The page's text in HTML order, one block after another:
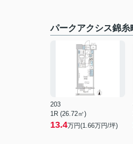
パークアクシス錦
203
1R (26.72㎡)
13.4万円(1.66万円/坪)